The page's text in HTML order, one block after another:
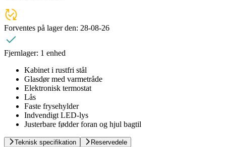
Forventes på lager den: 28-08-26
Fjernlager: 1 enhed
Kabinet i rustfri stål
Glasdør med varmetråde
Elektronisk termostat
Lås
Faste frysehylder
Indvendigt LED-lys
Justerbare fødder foran og hjul bagtil
Teknisk specifikation Reservedele